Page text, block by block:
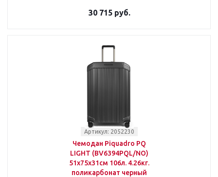
30 715 руб.
Артикул: 2052230
Чемодан Piquadro PQ
LIGHT (BV6394PQL/NO)
51x75x31см 106л. 4.26кг.
поликарбонат черный